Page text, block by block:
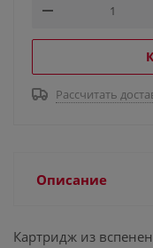
Рассчитать
Описание
Картридж из